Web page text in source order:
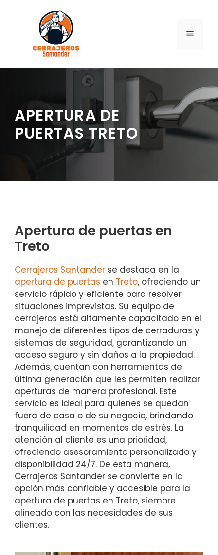
contenido
MENÚ
APERTURA DE
PUERTAS TRETO
Apertura de puertas en
Treto
Cerrajeros Santander se destaca en la
apertura de puertas en Treto, ofreciendo un
servicio rápido y eficiente para resolver
situaciones imprevistas. Su equipo de
cerrajeros está altamente capacitado en el
manejo de diferentes tipos de cerraduras y
sistemas de seguridad, garantizando un
acceso seguro y sin daños a la propiedad.
Además, cuentan con herramientas de
última generación que les permiten realizar
aperturas de manera profesional. Este
servicio es ideal para quienes se quedan
fuera de casa o de su negocio, brindando
tranquilidad en momentos de estrés. La
atención al cliente es una prioridad,
ofreciendo asesoramiento personalizado y
disponibilidad 24/7. De esta manera,
Cerrajeros Santander se convierte en la
opción más confiable y accesible para la
apertura de puertas en Treto, siempre
alineado con las necesidades de sus
clientes.